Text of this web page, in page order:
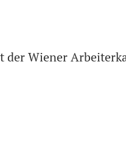
der Wiener